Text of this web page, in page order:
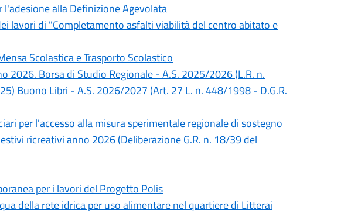
alla Definizione Agevolata
lavori di "Completamento asfalti viabilità del centro abitato e
Scolastica e Trasporto Scolastico
2026. Borsa di Studio Regionale - A.S. 2025/2026 (L.R. n.
Buono Libri - A.S. 2026/2027 (Art. 27 L. n. 448/1998 - D.G.R.
per l'accesso alla misura sperimentale regionale di sostegno
ricreativi anno 2026 (Deliberazione G.R. n. 18/39 del
per i lavori del Progetto Polis
della rete idrica per uso alimentare nel quartiere di Litterai